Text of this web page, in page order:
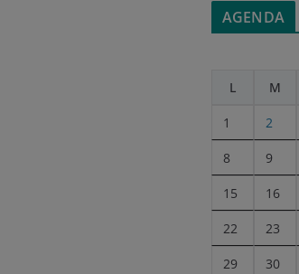
AGENDA
L
M
1 2
8 9
15 16
22 23
29 30